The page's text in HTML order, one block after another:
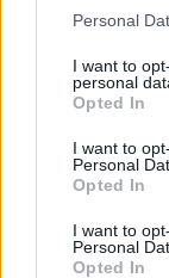
Please note that
not limited to
grant or deny
use your data
consent section.
Personal
I want to
personal
Opted In
I want to
Personal
Opted In
I want to
Personal
Opted In